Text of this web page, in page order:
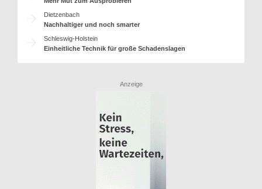
Dietzenbach
Nachhaltiger und noch smarter
Schleswig-Holstein
Einheitliche Technik für große Schadenslagen
Anzeige